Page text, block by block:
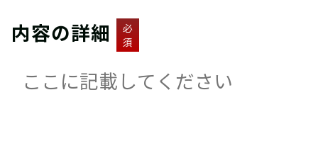
内容の詳細
必
須